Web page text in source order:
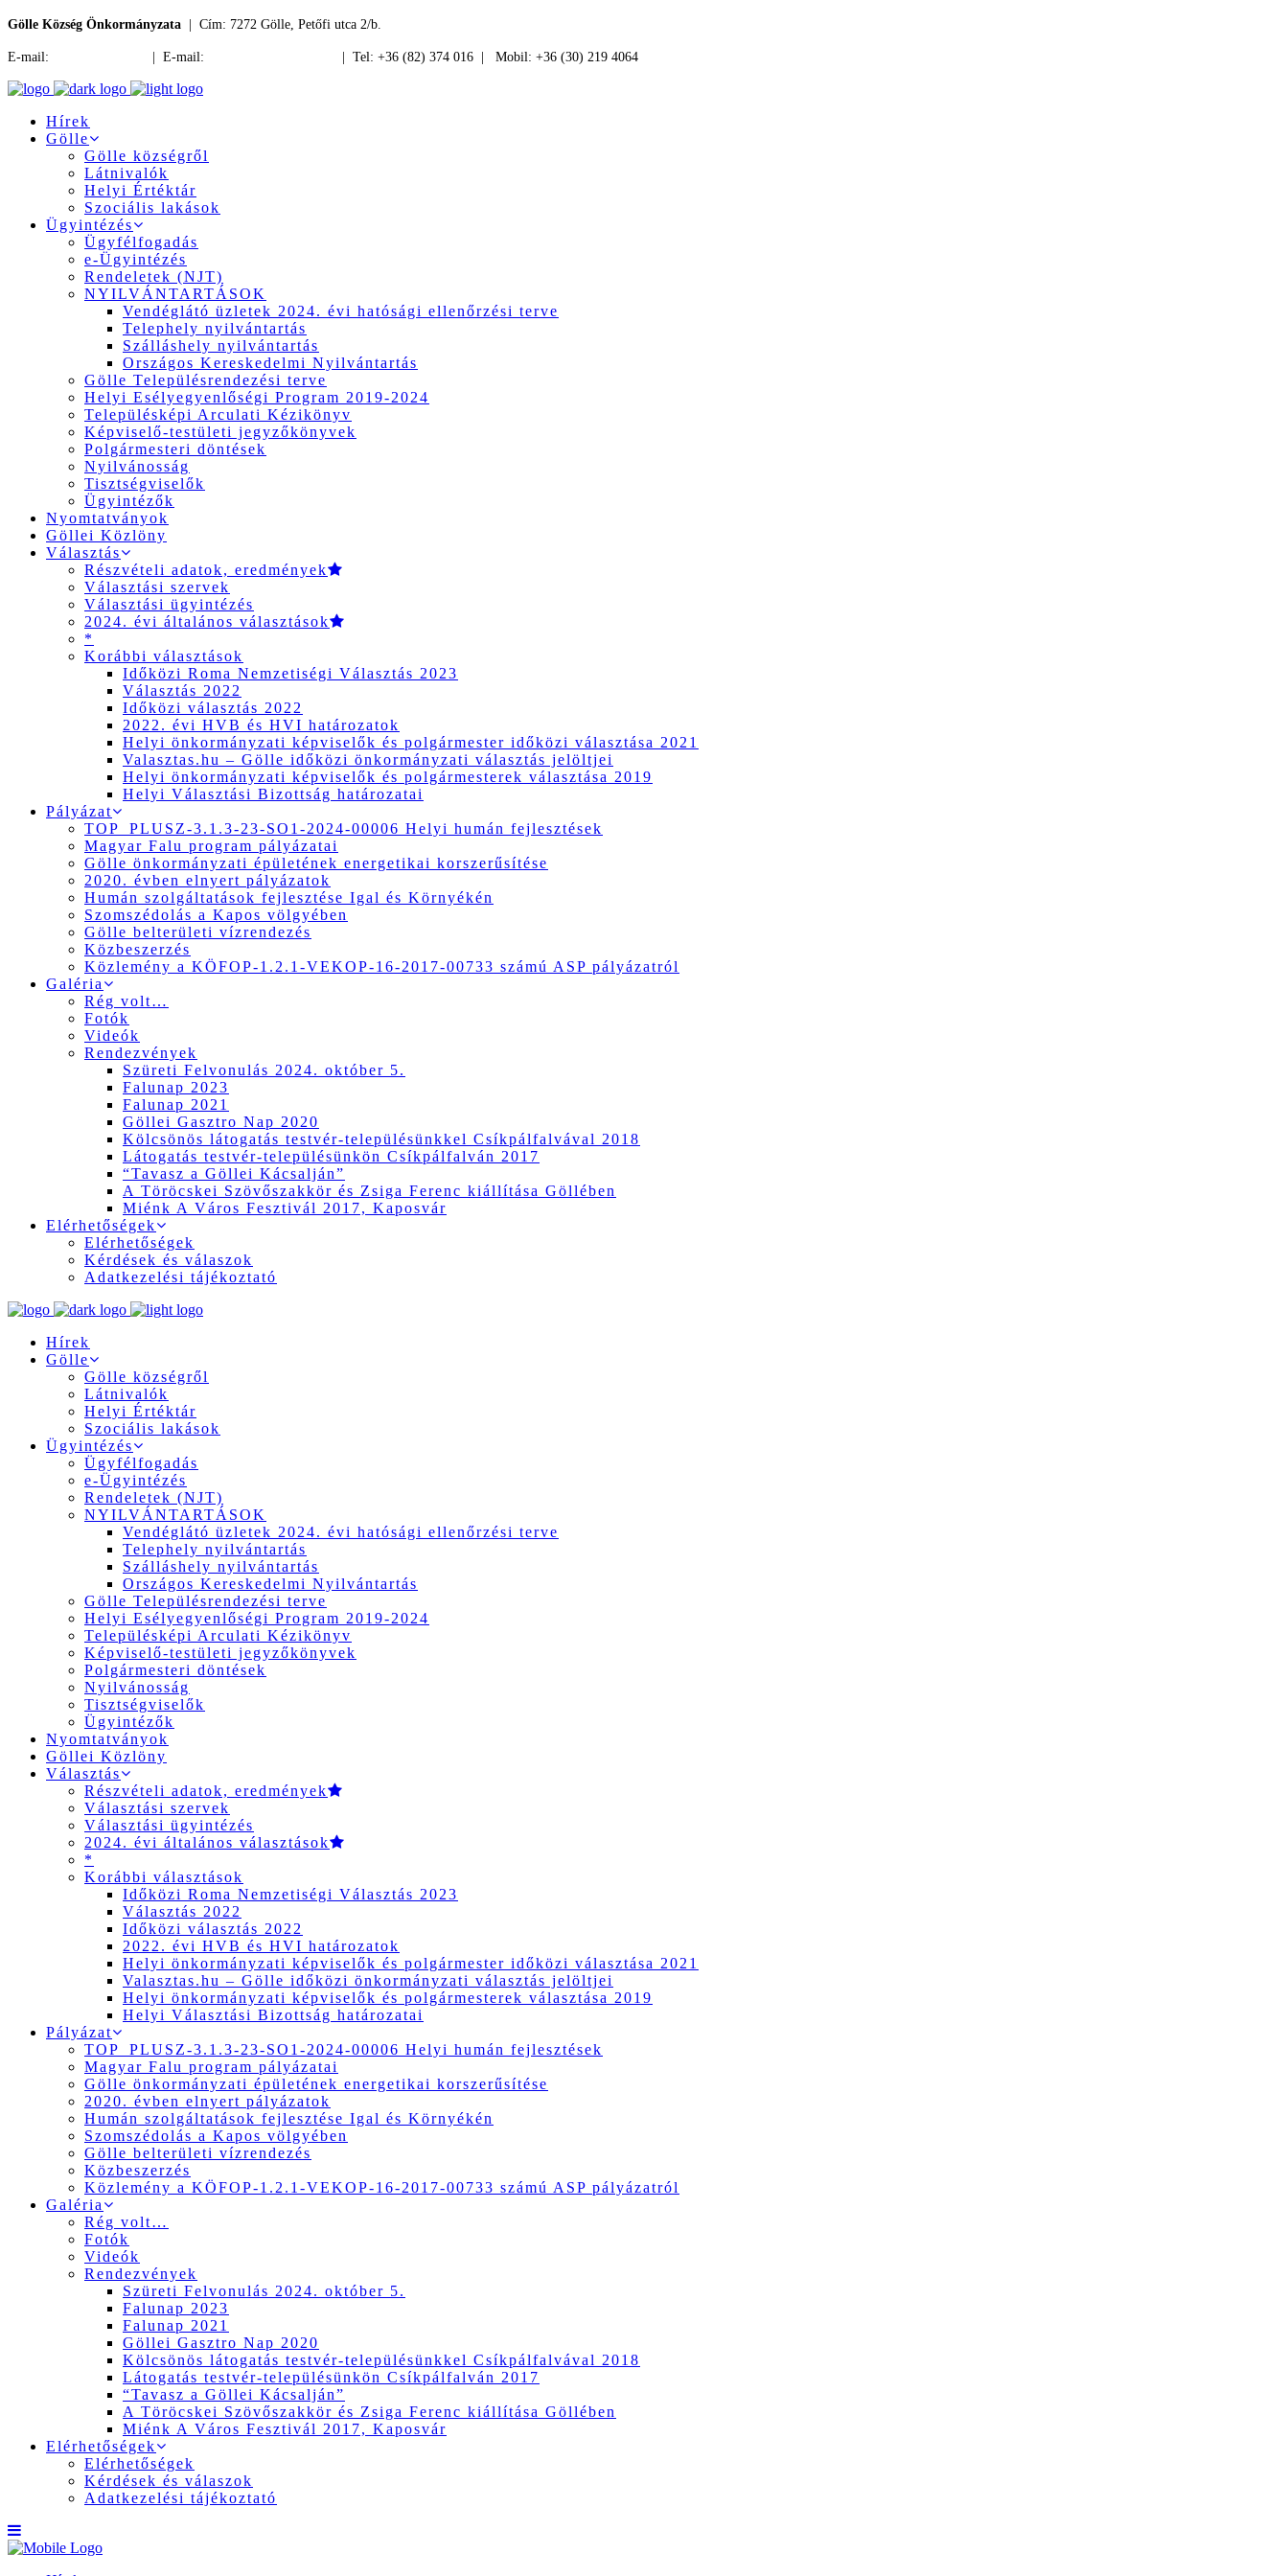
Gölle Község Önkormányzata | Cím: 7272 Gölle, Petőfi utca 2/b.
E-mail: | E-mail: | Tel: +36 (82) 374 016 | Mobil: +36 (30) 219 4064
Hírek
Gölle
Gölle községről
Látnivalók
Helyi Értéktár
Szociális lakások
Ügyintézés
Ügyfélfogadás
e-Ügyintézés
Rendeletek (NJT)
NYILVÁNTARTÁSOK
Vendéglátó üzletek 2024. évi hatósági ellenőrzési terve
Telephely nyilvántartás
Szálláshely nyilvántartás
Országos Kereskedelmi Nyilvántartás
Gölle Településrendezési terve
Helyi Esélyegyenlőségi Program 2019-2024
Településképi Arculati Kézikönyv
Képviselő-testületi jegyzőkönyvek
Polgármesteri döntések
Nyilvánosság
Tisztségviselők
Ügyintézők
Nyomtatványok
Göllei Közlöny
Választás
Részvételi adatok, eredmények
Választási szervek
Választási ügyintézés
2024. évi általános választások
*
Korábbi választások
Időközi Roma Nemzetiségi Választás 2023
Választás 2022
Időközi választás 2022
2022. évi HVB és HVI határozatok
Helyi önkormányzati képviselők és polgármester időközi választása 2021
Valasztas.hu – Gölle időközi önkormányzati választás jelöltjei
Helyi önkormányzati képviselők és polgármesterek választása 2019
Helyi Választási Bizottság határozatai
Pályázat
TOP_PLUSZ-3.1.3-23-SO1-2024-00006 Helyi humán fejlesztések
Magyar Falu program pályázatai
Gölle önkormányzati épületének energetikai korszerűsítése
2020. évben elnyert pályázatok
Humán szolgáltatások fejlesztése Igal és Környékén
Szomszédolás a Kapos völgyében
Gölle belterületi vízrendezés
Közbeszerzés
Közlemény a KÖFOP-1.2.1-VEKOP-16-2017-00733 számú ASP pályázatról
Galéria
Rég volt…
Fotók
Videók
Rendezvények
Szüreti Felvonulás 2024. október 5.
Falunap 2023
Falunap 2021
Göllei Gasztro Nap 2020
Kölcsönös látogatás testvér-településünkkel Csíkpálfalvával 2018
Látogatás testvér-településünkön Csíkpálfalván 2017
“Tavasz a Göllei Kácsalján”
A Töröcskei Szövőszakkör és Zsiga Ferenc kiállítása Göllében
Miénk A Város Fesztivál 2017, Kaposvár
Elérhetőségek
Elérhetőségek
Kérdések és válaszok
Adatkezelési tájékoztató
Hírek
Gölle
Gölle községről
Látnivalók
Helyi Értéktár
Szociális lakások
Ügyintézés
Ügyfélfogadás
e-Ügyintézés
Rendeletek (NJT)
NYILVÁNTARTÁSOK
Vendéglátó üzletek 2024. évi hatósági ellenőrzési terve
Telephely nyilvántartás
Szálláshely nyilvántartás
Országos Kereskedelmi Nyilvántartás
Gölle Településrendezési terve
Helyi Esélyegyenlőségi Program 2019-2024
Településképi Arculati Kézikönyv
Képviselő-testületi jegyzőkönyvek
Polgármesteri döntések
Nyilvánosság
Tisztségviselők
Ügyintézők
Nyomtatványok
Göllei Közlöny
Választás
Részvételi adatok, eredmények
Választási szervek
Választási ügyintézés
2024. évi általános választások
*
Korábbi választások
Időközi Roma Nemzetiségi Választás 2023
Választás 2022
Időközi választás 2022
2022. évi HVB és HVI határozatok
Helyi önkormányzati képviselők és polgármester időközi választása 2021
Valasztas.hu – Gölle időközi önkormányzati választás jelöltjei
Helyi önkormányzati képviselők és polgármesterek választása 2019
Helyi Választási Bizottság határozatai
Pályázat
TOP_PLUSZ-3.1.3-23-SO1-2024-00006 Helyi humán fejlesztések
Magyar Falu program pályázatai
Gölle önkormányzati épületének energetikai korszerűsítése
2020. évben elnyert pályázatok
Humán szolgáltatások fejlesztése Igal és Környékén
Szomszédolás a Kapos völgyében
Gölle belterületi vízrendezés
Közbeszerzés
Közlemény a KÖFOP-1.2.1-VEKOP-16-2017-00733 számú ASP pályázatról
Galéria
Rég volt…
Fotók
Videók
Rendezvények
Szüreti Felvonulás 2024. október 5.
Falunap 2023
Falunap 2021
Göllei Gasztro Nap 2020
Kölcsönös látogatás testvér-településünkkel Csíkpálfalvával 2018
Látogatás testvér-településünkön Csíkpálfalván 2017
“Tavasz a Göllei Kácsalján”
A Töröcskei Szövőszakkör és Zsiga Ferenc kiállítása Göllében
Miénk A Város Fesztivál 2017, Kaposvár
Elérhetőségek
Elérhetőségek
Kérdések és válaszok
Adatkezelési tájékoztató